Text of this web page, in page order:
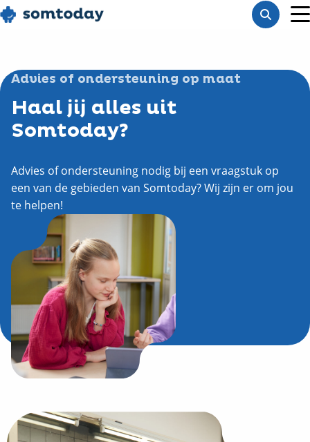
Go
to
Toon
Haal jij alles uit
Somtoday?
Advies of ondersteuning op maat
Advies of ondersteuning nodig bij een vraagstuk op
een van de gebieden van Somtoday? Wij zijn er om jou
te helpen!